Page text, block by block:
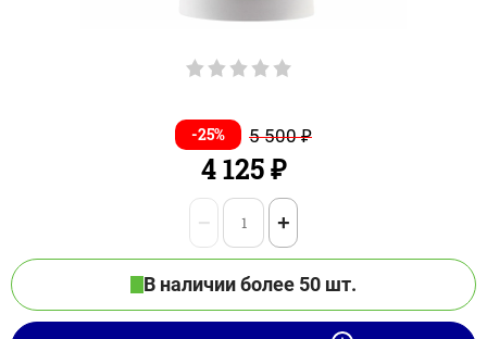
-25% 5 500₽
4 125₽
− +
В наличии более 50 шт.